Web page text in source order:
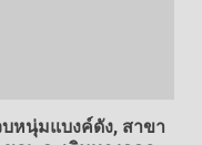
หนุ่มแบงค์ดัง, สาขา